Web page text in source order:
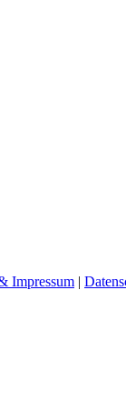
Impressum |